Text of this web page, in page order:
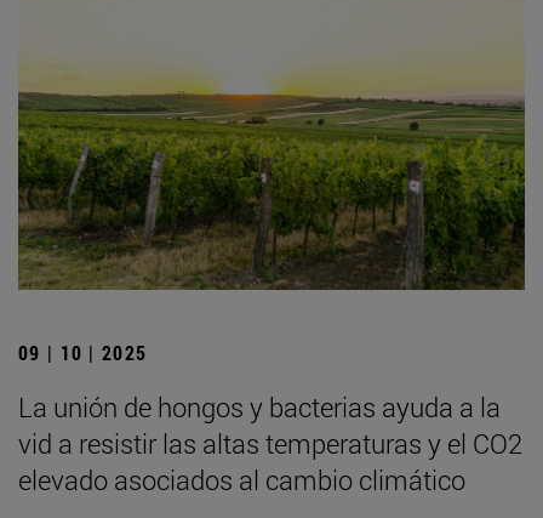
09 | 10 | 2025
La unión de hongos y bacterias ayuda a la
vid a resistir las altas temperaturas y el CO2
elevado asociados al cambio climático